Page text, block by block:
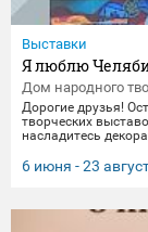
Выставки
Я люблю
Дом народного
Дорогие друзья!
творческих
насладитесь
посвящена 290-
студентами
6 июня - 23